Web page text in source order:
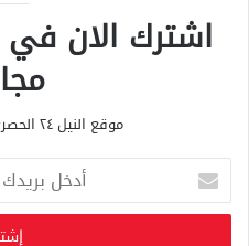
اشترك الان في
موقع النيل ٢٤ الحصري علي مدار الساعة
خ